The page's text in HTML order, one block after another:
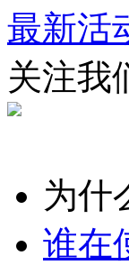
最新活
关注我
为什
谁在